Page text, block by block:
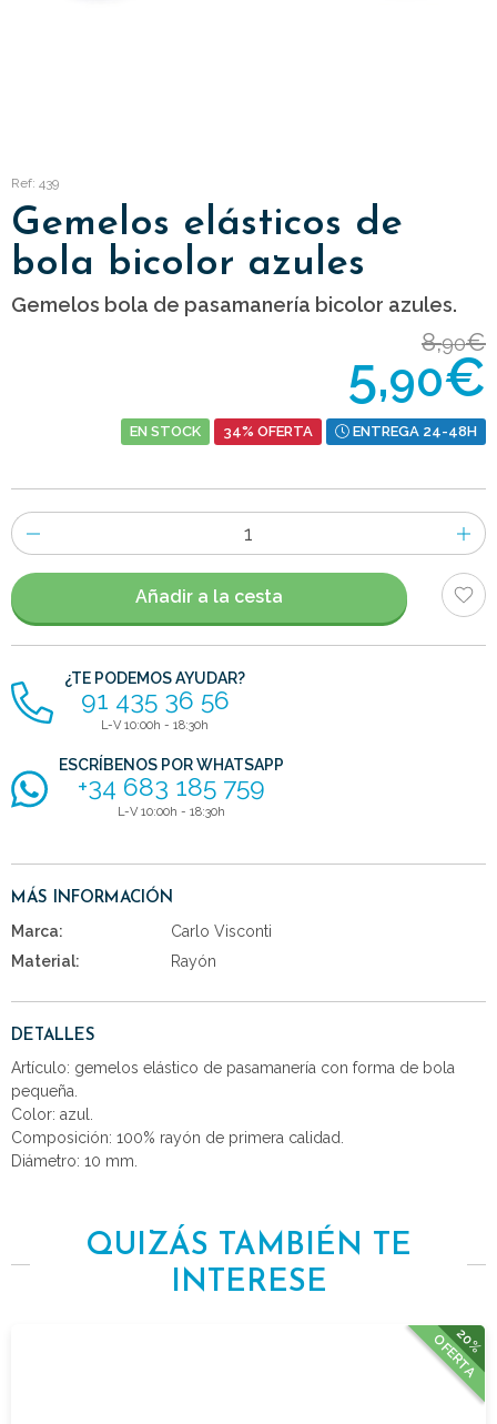
Ref: 439
Gemelos elásticos de
bola bicolor azules
Gemelos bola de pasamanería bicolor azules.
8,90€
5,90€
EN STOCK 34% OFERTA ENTREGA 24-48H
Número
de
artículos
Añadir a la cesta
¿TE PODEMOS AYUDAR?
91 435 36 56
L-V 10:00h - 18:30h
ESCRÍBENOS POR WHATSAPP
+34 683 185 759
L-V 10:00h - 18:30h
MÁS INFORMACIÓN
Marca:
Carlo Visconti
Material:
Rayón
DETALLES
Artículo: gemelos elástico de pasamanería con forma de bola
pequeña.
Color: azul.
Composición: 100% rayón de primera calidad.
Diámetro: 10 mm.
QUIZÁS TAMBIÉN TE
INTERESE
20%
OFERTA